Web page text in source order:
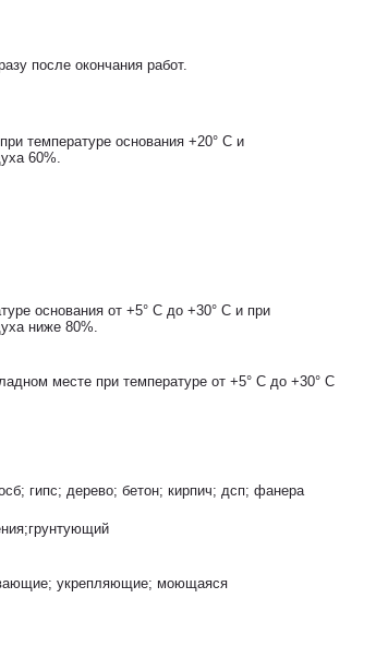
после окончания работ.
температуре основания +20° С и
60%.
основания от +5° С до +30° С и при
ниже 80%.
месте при температуре от +5° С до +30° С
гипс; дерево; бетон; кирпич; дсп; фанера
укрепляющие; моющаяся